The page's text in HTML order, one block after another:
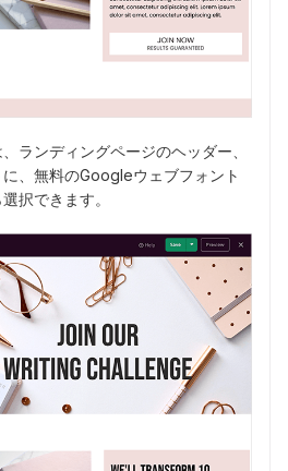
ランディングページのヘッダー、
、無料のGoogleウェブフォント
択できます。